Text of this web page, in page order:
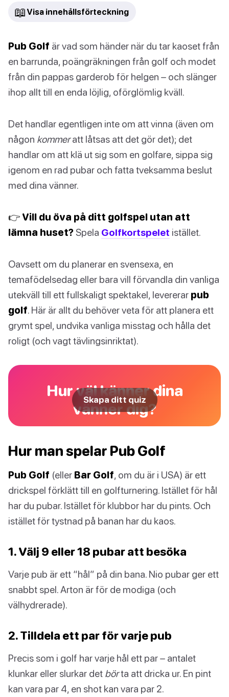
📖 Visa innehållsförteckning
Pub Golf är vad som händer när du tar kaoset från
en barrunda, poängräkningen från golf och modet
från din pappas garderob för helgen – och slänger
ihop allt till en enda löjlig, oförglömlig kväll.
Det handlar egentligen inte om att vinna (även om
någon kommeratt låtsas att det gör det); det
handlar om att klä ut sig som en golfare, sippa sig
igenom en rad pubar och fatta tveksamma beslut
med dina vänner.
👉 Vill du öva på ditt golfspel utan att
lämna huset? Spela Golfkortspelet istället.
Oavsett om du planerar en svensexa, en
temafödelsedag eller bara vill förvandla din vanliga
utekväll till ett fullskaligt spektakel, levererar pub
golf. Här är allt du behöver veta för att planera ett
grymt spel, undvika vanliga misstag och hålla det
roligt (och vagt tävlingsinriktat).
Hur väl känner dina
vänner dig?
Skapa ditt quiz
Hur man spelar Pub Golf
Pub Golf (eller Bar Golf, om du är i USA) är ett
drickspel förklätt till en golfturnering. Istället för hål
har du pubar. Istället för klubbor har du pints. Och
istället för tystnad på banan har du kaos.
1. Välj 9 eller 18 pubar att besöka
Varje pub är ett “hål” på din bana. Nio pubar ger ett
snabbt spel. Arton är för de modiga (och
välhydrerade).
2. Tilldela ett par för varje pub
Precis som i golf har varje hål ett par – antalet
klunkar eller slurkar det börta att dricka ur. En pint
kan vara par 4, en shot kan vara par 2.